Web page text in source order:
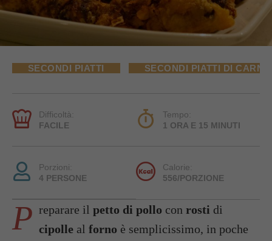
SECONDI PIATTI SECONDI PIATTI DI CARNE
Difficoltà:
FACILE
Tempo:
1 ORA E 15 MINUTI
Porzioni:
4 PERSONE
Calorie:
556/PORZIONE
P reparare il petto di pollo con rosti di
cipolle al forno è semplicissimo, in poche